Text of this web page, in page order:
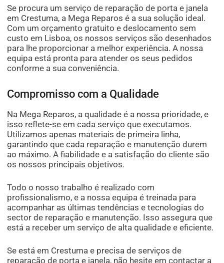
Se procura um serviço de reparação de porta e janela
em Crestuma, a Mega Reparos é a sua solução ideal.
Com um orçamento gratuito e deslocamento sem
custo em Lisboa, os nossos serviços são desenhados
para lhe proporcionar a melhor experiência. A nossa
equipa está pronta para atender os seus pedidos
conforme a sua conveniência.
Compromisso com a Qualidade
Na Mega Reparos, a qualidade é a nossa prioridade, e
isso reflete-se em cada serviço que executamos.
Utilizamos apenas materiais de primeira linha,
garantindo que cada reparação e manutenção durem
ao máximo. A fiabilidade e a satisfação do cliente são
os nossos principais objetivos.
Todo o nosso trabalho é realizado com
profissionalismo, e a nossa equipa é treinada para
acompanhar as últimas tendências e tecnologias do
sector de reparação e manutenção. Isso assegura que
está a receber um serviço de alta qualidade e eficiente.
Se está em Crestuma e precisa de serviços de
reparação de porta e janela, não hesite em contactar a